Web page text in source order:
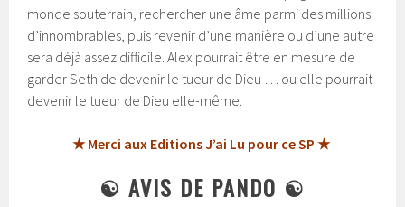
monde souterrain, rechercher une âme parmi des millions
d’innombrables, puis revenir d’une manière ou d’une autre
sera déjà assez difficile. Alex pourrait être en mesure de
garder Seth de devenir le tueur de Dieu … ou elle pourrait
devenir le tueur de Dieu elle-même.
★ Merci aux Editions J’ai Lu pour ce SP ★
☯ AVIS DE PANDO ☯